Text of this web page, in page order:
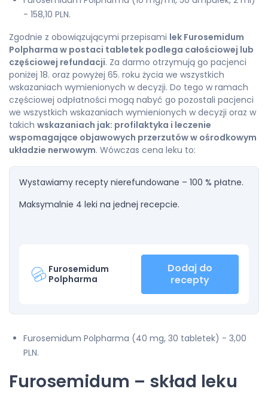
- 158,10 PLN.
Zgodnie z obowiązującymi przepisami lek Furosemidum
Polpharma w postaci tabletek podlega całościowej lub
częściowej refundacji. Za darmo otrzymują go pacjenci
poniżej 18. oraz powyżej 65. roku życia we wszystkich
wskazaniach wymienionych w decyzji. Do tego w ramach
częściowej odpłatności mogą nabyć go pozostali pacjenci
we wszystkich wskazaniach wymienionych w decyzji oraz w
takich wskazaniach jak: profilaktyka i leczenie
wspomagające objawowych przerzutów w ośrodkowym
układzie nerwowym. Wówczas cena leku to:
Wystawiamy recepty nierefundowane – 100 % płatne.
Maksymalnie 4 leki na jednej recepcie.
Furosemidum
Polpharma
Dodaj do
recepty
Furosemidum Polpharma (40 mg, 30 tabletek) - 3,00
PLN.
Furosemidum – skład leku